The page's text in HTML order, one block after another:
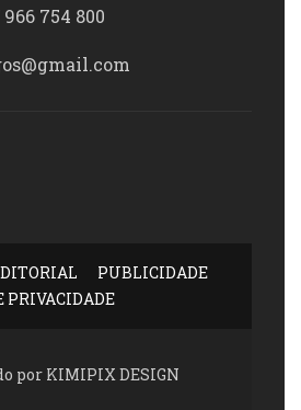
966 754 800
PUBLICIDADE
PRIVACIDADE
por KIMIPIX DESIGN